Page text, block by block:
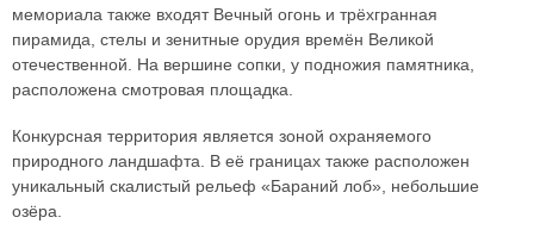
мемориала также входят Вечный огонь и трёхгранная
пирамида, стелы и зенитные орудия времён Великой
отечественной. На вершине сопки, у подножия памятника,
расположена смотровая площадка.
Конкурсная территория является зоной охраняемого
природного ландшафта. В её границах также расположен
уникальный скалистый рельеф «Бараний лоб», небольшие
озёра.